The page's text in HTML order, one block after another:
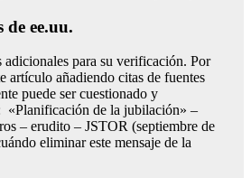
de ee.uu.
adicionales para su verificación. Por
artículo añadiendo citas de fuentes
puede ser cuestionado y
«Planificación de la jubilación» –
– erudito – JSTOR (septiembre de
eliminar este mensaje de la